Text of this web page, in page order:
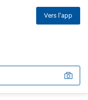
Vers l'app